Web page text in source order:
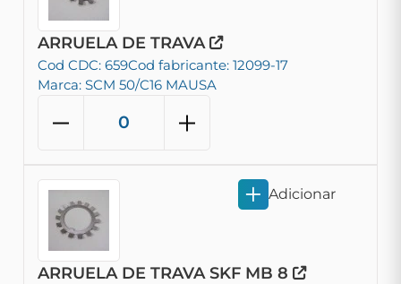
ARRUELA DE TRAVA
Cod CDC: 659Cod fabricante: 12099-17
Marca: SCM 50/C16 MAUSA
ARRUELA DE TRAVA SKF MB 8
Adicionar